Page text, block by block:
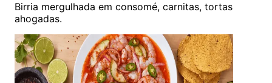
Birria mergulhada em consomé, carnitas, tortas
ahogadas.